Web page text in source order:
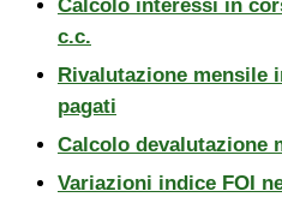
Calcolo interessi in
c.c.
Rivalutazione mensile
pagati
Calcolo devalutazione
Variazioni indice FOI